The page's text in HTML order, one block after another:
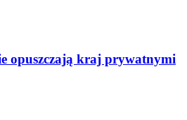
opuszczają kraj prywatnymi